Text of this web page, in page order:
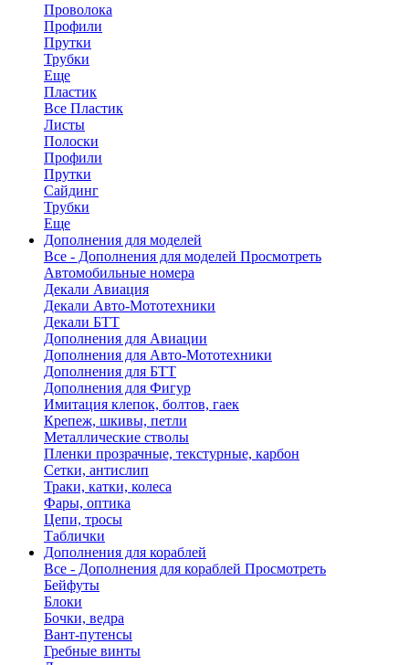
Проволока
Профили
Прутки
Трубки
Еще
Пластик
Все Пластик
Листы
Полоски
Профили
Прутки
Сайдинг
Трубки
Еще
Дополнения для моделей
Все - Дополнения для моделей Просмотреть
Автомобильные номера
Декали Авиация
Декали Авто-Мототехники
Декали БТТ
Дополнения для Авиации
Дополнения для Авто-Мототехники
Дополнения для БТТ
Дополнения для Фигур
Имитация клепок, болтов, гаек
Крепеж, шкивы, петли
Металлические стволы
Пленки прозрачные, текстурные, карбон
Сетки, антислип
Траки, катки, колеса
Фары, оптика
Цепи, тросы
Таблички
Дополнения для кораблей
Все - Дополнения для кораблей Просмотреть
Бейфуты
Блоки
Бочки, ведра
Вант-путенсы
Гребные винты